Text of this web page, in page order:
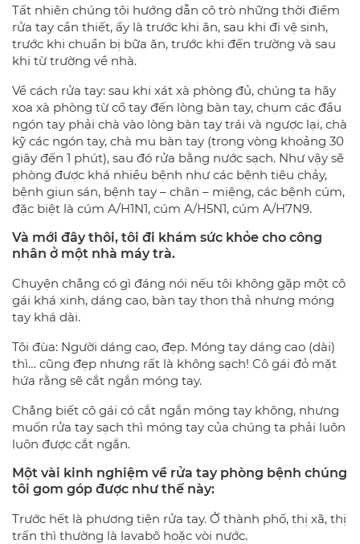
Tất nhiên chúng tôi hướng dẫn cô trò những thời điểm
rửa tay cần thiết, ấy là trước khi ăn, sau khi đi vệ sinh,
trước khi chuẩn bị bữa ăn, trước khi đến trường và sau
khi từ trường về nhà.
Về cách rửa tay: sau khi xát xà phòng đủ, chúng ta hãy
xoa xà phòng từ cổ tay đến lòng bàn tay, chụm các đầu
ngón tay phải chà vào lòng bàn tay trái và ngược lại, chà
kỹ các ngón tay, chà mu bàn tay (trong vòng khoảng 30
giây đến 1 phút), sau đó rửa bằng nước sạch. Như vậy sẽ
phòng được khá nhiều bệnh như các bệnh tiêu chảy,
bệnh giun sán, bệnh tay – chân – miệng, các bệnh cúm,
đặc biệt là cúm A/H1N1, cúm A/H5N1, cúm A/H7N9.
Và mới đây thôi, tôi đi khám sức khỏe cho công
nhân ở một nhà máy trà.
Chuyện chẳng có gì đáng nói nếu tôi không gặp một cô
gái khá xinh, dáng cao, bàn tay thon thả nhưng móng
tay khá dài.
Tôi đùa: Người dáng cao, đẹp. Móng tay dáng cao (dài)
thì… cũng đẹp nhưng rất là không sạch! Cô gái đỏ mặt
hứa rằng sẽ cắt ngắn móng tay.
Chẳng biết cô gái có cắt ngắn móng tay không, nhưng
muốn rửa tay sạch thì móng tay của chúng ta phải luôn
luôn được cắt ngắn.
Một vài kinh nghiệm về rửa tay phòng bệnh chúng
tôi gom góp được như thế này:
Trước hết là phương tiện rửa tay. Ở thành phố, thị xã, thị
trấn thì thường là lavabô hoặc vòi nước.